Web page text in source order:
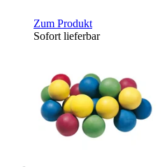
Zum Produkt
Sofort lieferbar